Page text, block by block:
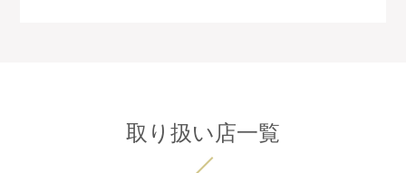
取り扱い店一覧